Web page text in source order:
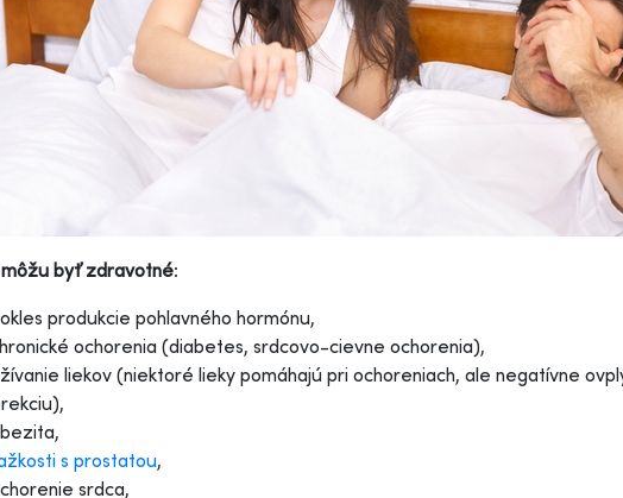
byť zdravotné:
produkcie pohlavného hormónu,
ochorenia (diabetes, srdcovo-cievne ochorenia),
liekov (niektoré lieky pomáhajú pri ochoreniach, ale negatívne
s prostatou,
srdca,